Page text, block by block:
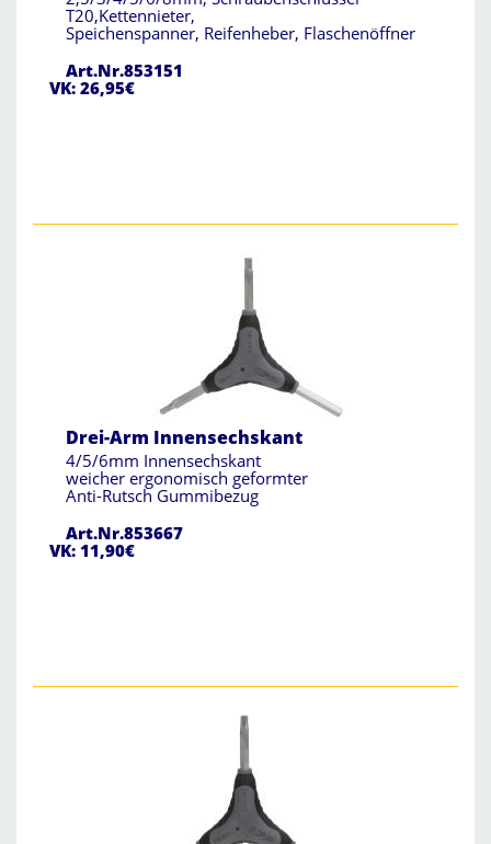
T20,Kettennieter,
Speichenspanner, Reifenheber, Flaschenöffner
Art.Nr.853151
VK: 26,95€
Drei-Arm Innensechskant
4/5/6mm Innensechskant
weicher ergonomisch geformter
Anti-Rutsch Gummibezug
Art.Nr.853667
VK: 11,90€